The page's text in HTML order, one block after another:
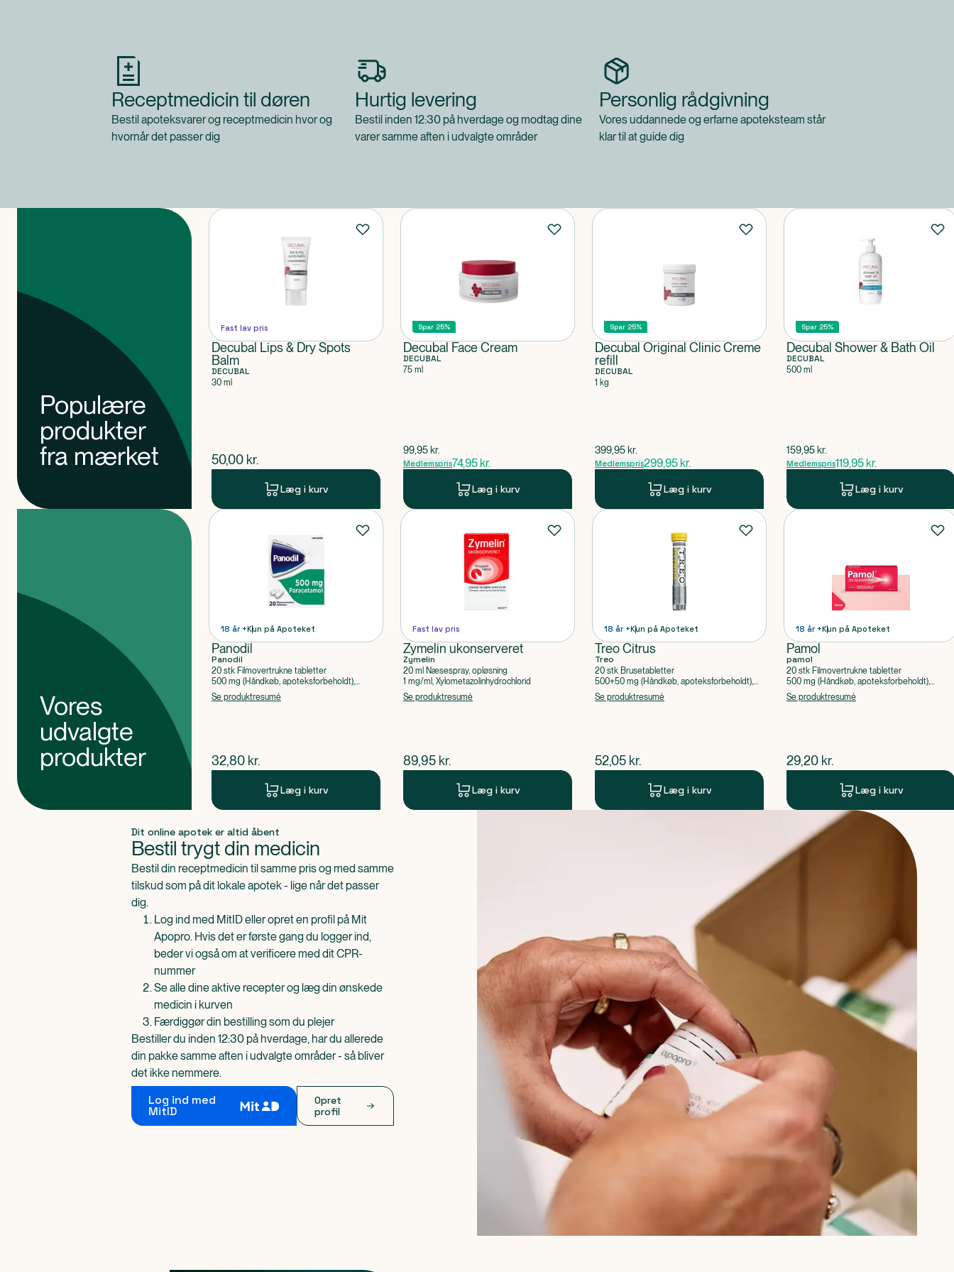
Receptmedicin til døren
Bestil apoteksvarer og receptmedicin hvor og
hvornår det passer dig
Hurtig levering
Bestil inden 12:30 på hverdage og modtag dine
varer samme aften i udvalgte områder
Personlig rådgivning
Vores uddannede og erfarne apoteksteam står
klar til at guide dig
Populære
produkter
fra mærket
Fast lav pris
Decubal Lips & Dry Spots
Balm
DECUBAL
30 ml
$nuværende pris
50,00 kr.
Læg i kurv
Spar 25%
Decubal Face Cream
DECUBAL
75 ml
$gammel pris
99,95 kr.
Medlemspris74,95 kr.
Læg i kurv
Spar 25%
Decubal Original Clinic Creme
refill
DECUBAL
1 kg
$gammel pris
399,95 kr.
Medlemspris299,95 kr.
Læg i kurv
Spar 25%
Decubal Shower & Bath Oil
DECUBAL
500 ml
$gammel pris
159,95 kr.
Medlemspris119,95 kr.
Læg i kurv
Vores
udvalgte
produkter
18 år +Kun på Apoteket
Panodil
Panodil
20 stk Filmovertrukne tabletter
500 mg (Håndkøb, apoteksforbeholdt),
Paracetamol
Se produktresumé
$nuværende pris
32,80 kr.
Læg i kurv
Fast lav pris
Zymelin ukonserveret
Zymelin
20 ml Næsespray, opløsning
1 mg/ml, Xylometazolinhydrochlorid
Se produktresumé
$nuværende pris
89,95 kr.
Læg i kurv
18 år +Kun på Apoteket
Treo Citrus
Treo
20 stk Brusetabletter
500+50 mg (Håndkøb, apoteksforbeholdt),
Acetylsalicylsyre, Caffein
Se produktresumé
$nuværende pris
52,05 kr.
Læg i kurv
18 år +Kun på Apoteket
Pamol
pamol
20 stk Filmovertrukne tabletter
500 mg (Håndkøb, apoteksforbeholdt),
Paracetamol
Se produktresumé
$nuværende pris
29,20 kr.
Læg i kurv
Dit online apotek er altid åbent
Bestil trygt din medicin
Bestil din receptmedicin til samme pris og med samme
tilskud som på dit lokale apotek - lige når det passer
dig.
Log ind med MitID eller opret en profil på Mit
Apopro. Hvis det er første gang du logger ind,
beder vi også om at verificere med dit CPR-
nummer
Se alle dine aktive recepter og læg din ønskede
medicin i kurven
Færdiggør din bestilling som du plejer
Bestiller du inden 12:30 på hverdage, har du allerede
din pakke samme aften i udvalgte områder - så bliver
det ikke nemmere.
Log ind med
MitID
Opret
profil